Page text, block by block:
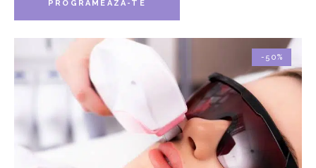
PROGRAMEAZA-TE
-50%